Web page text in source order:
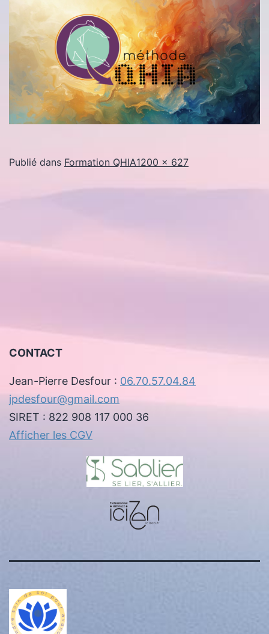
Publié dans Formation QHIATaille
1200 × 627
CONTACT
Jean-Pierre Desfour : 06.70.57.04.84
jpdesfour@gmail.com
SIRET : 822 908 117 000 36
Afficher les CGV